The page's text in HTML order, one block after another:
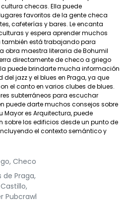
checas. Ella puede
favoritos de la gente checa
cafeterías y bares. Le encanta
y espera aprender muchos
también está trabajando para
obra maestra literaria de Bohumil
directamente de checo a griego
puede brindarte mucha información
jazz y el blues en Praga, ya que
el canto en varios clubes de blues.
subterráneos para escuchar
puede darte muchos consejos sobre
Mayor es Arquitectura, puede
los edificios desde un punto de
el contexto semántico y
Checo
de Praga,
Pubcrawl